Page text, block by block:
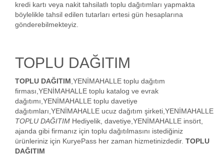
kredi kartı veya nakit tahsilatlı toplu dağıtımları yapmakta
böylelikle tahsil edilen tutarları ertesi gün hesaplarına
gönderebilmekteyiz.
TOPLU DAĞITIM
TOPLU DAĞITIM,YENİMAHALLE toplu dağıtım
firması,YENİMAHALLE toplu katalog ve evrak
dağıtımı,YENİMAHALLE toplu davetiye
dağıtımları,YENİMAHALLE ucuz dağıtım şirketi,YENİMAHALLE
TOPLU DAĞITIM Hediyelik, davetiye,YENİMAHALLE insört,
ajanda gibi firmanız için toplu dağıtılmasını istediğiniz
ürünleriniz için KuryePass her zaman hizmetinizdedir. TOPLU
DAĞITIM